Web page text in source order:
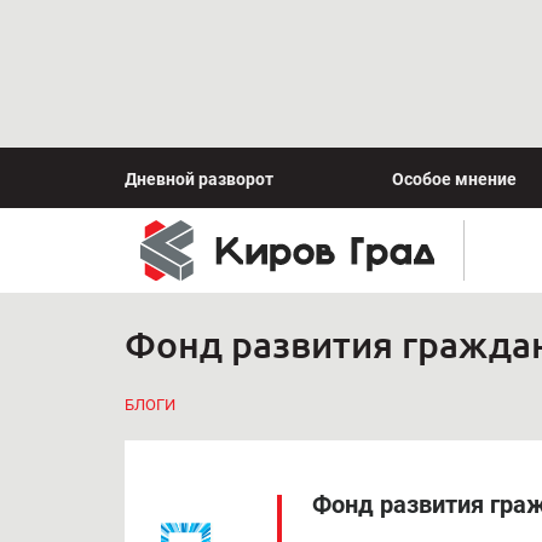
Дневной разворот Особое мнение
Фонд развития
БЛОГИ
Фонд развития